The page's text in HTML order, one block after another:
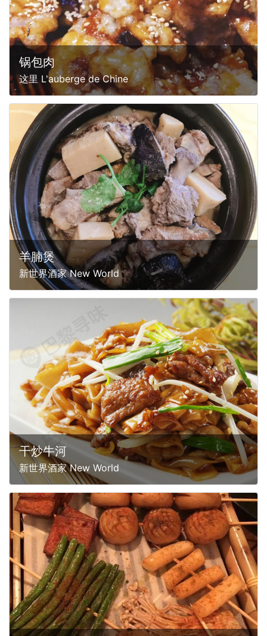
锅包肉
这里 L'auberge de Chine
羊腩煲
新世界酒家 New World
干炒牛河
新世界酒家 New World